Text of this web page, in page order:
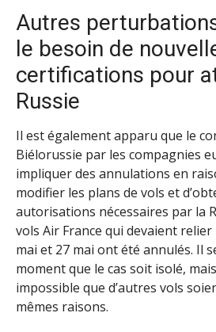
Autres
le besoin de
certifications pour
Russie
Il est également apparu que le
Biélorussie par les compagnies
impliquer des annulations en
modifier les plans de vols et
autorisations nécessaires par la
vols Air France qui devaient
mai et 27 mai ont été annulés. Il
moment que le cas soit isolé,
impossible que d’autres vols
mêmes raisons.